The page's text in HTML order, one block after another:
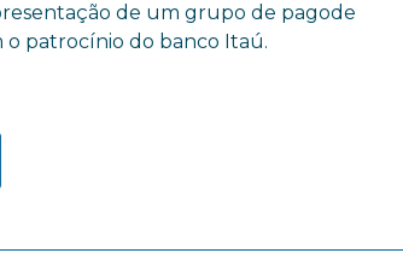
de um grupo de pagode
o patrocínio do banco Itaú.